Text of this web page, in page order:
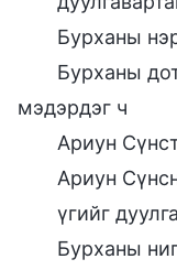
Бурханы
Бурханы
мэдэрдэг ч
Ариун
Ариун
үгийг
Бурханы